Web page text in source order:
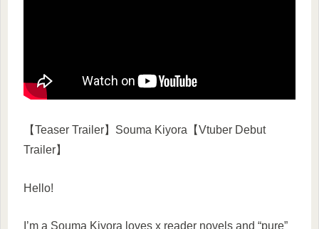
【Teaser Trailer】Souma Kiyora【Vtuber Debut
Trailer】
Hello!
I’m a Souma Kiyora loves x reader novels and “pure”